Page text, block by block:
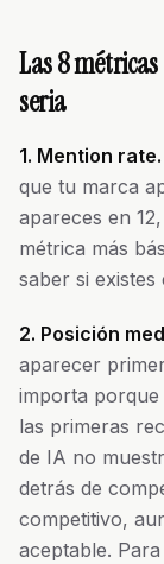
Las 8
seria
1. Mention rate.
que tu marca
apareces en
métrica más
saber si
2. Posición
aparecer
importa porque
las primeras
de IA no
detrás de
competitivo,
aceptable.